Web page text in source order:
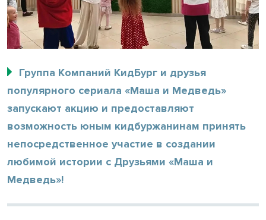
Группа Компаний КидБург и друзья
популярного сериала «Маша и Медведь»
запускают акцию и предоставляют
возможность юным кидбуржанинам принять
непосредственное участие в создании
любимой истории с Друзьями «Маша и
Медведь»!